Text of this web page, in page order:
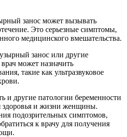
занос может вызывать
Это серьезные симптомы,
медицинского вмешательства.
занос или другие
может назначить
такие как ультразвуковое
и другие патологии беременности
здоровья и жизни женщины.
подозрительных симптомов,
к врачу для получения